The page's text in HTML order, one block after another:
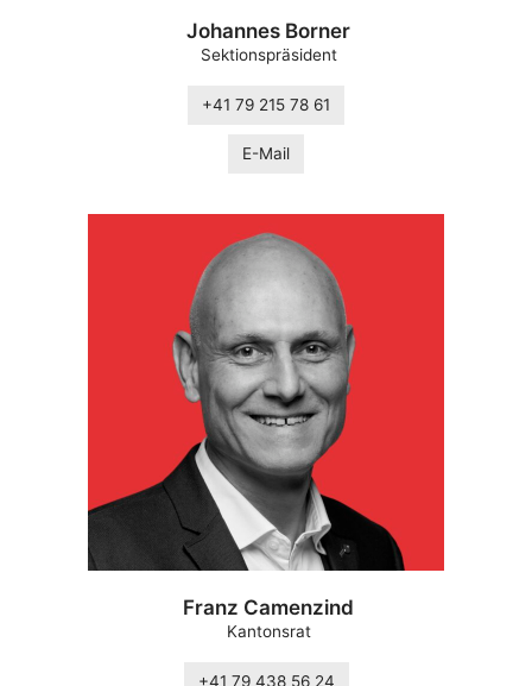
Johannes Borner
Sektionspräsident
+41 79 215 78 61
E-Mail
Franz Camenzind
Kantonsrat
+41 79 438 56 24